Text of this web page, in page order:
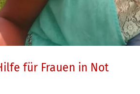
für Frauen in Not